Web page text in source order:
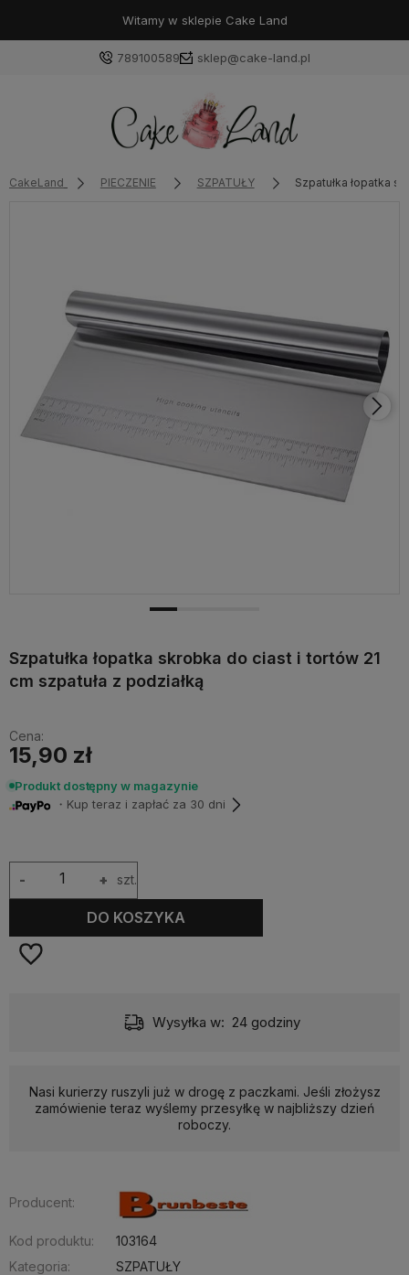
Witamy w sklepie Cake Land
789100589 sklep@cake-land.pl
Wybierz coś dla siebie z naszej aktualnej oferty lub
zaloguj się, aby przywrócić dodane produkty do listy
z poprzedniej sesji.
CakeLand PIECZENIE SZPATUŁY Szpatułka łopatka
Szpatułka łopatka skrobka do ciast i tortów 21
cm szpatuła z podziałką
Cena:
15,90 zł
Produkt dostępny w magazynie
・Kup teraz i zapłać za 30 dni
+
- szt.
DO KOSZYKA
Wysyłka w: 24 godziny
Nasi kurierzy ruszyli już w drogę z paczkami. Jeśli złożysz
zamówienie teraz wyślemy przesyłkę w najbliższy dzień
roboczy.
Producent:
Kod produktu:
103164
Kategoria:
SZPATUŁY